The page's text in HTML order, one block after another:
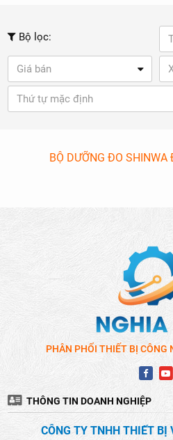
Bộ lọc:
Giá bán
Thứ tự mặc định
BỘ DƯỠNG ĐO SHINWA
PHÂN PHỐI THIẾT BỊ CÔNG
THÔNG TIN DOANH NGHIỆP
CÔNG TY TNHH THIẾT